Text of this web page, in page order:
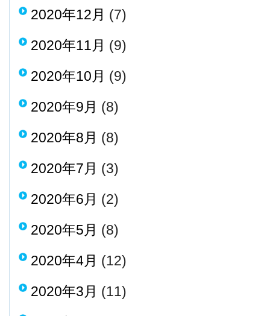
2020年12月 (7)
2020年11月 (9)
2020年10月 (9)
2020年9月 (8)
2020年8月 (8)
2020年7月 (3)
2020年6月 (2)
2020年5月 (8)
2020年4月 (12)
2020年3月 (11)